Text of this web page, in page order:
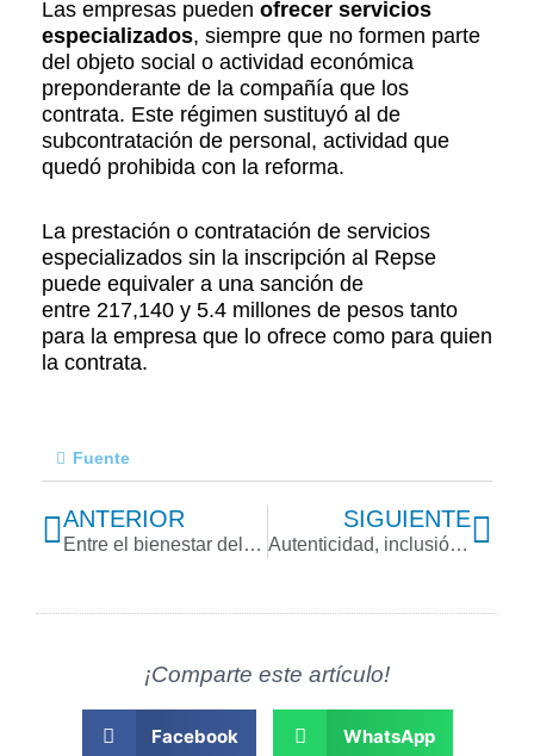
Las empresas pueden ofrecer servicios
especializados, siempre que no formen parte
del objeto social o actividad económica
preponderante de la compañía que los
contrata. Este régimen sustituyó al de
subcontratación de personal, actividad que
quedó prohibida con la reforma.
La prestación o contratación de servicios
especializados sin la inscripción al Repse
puede equivaler a una sanción de
entre 217,140 y 5.4 millones de pesos tanto
para la empresa que lo ofrece como para quien
la contrata.
Fuente
Previo
ANTERIOR
Entre el bienestar del talento y el cumplimiento normativo, retos para RH en 2025
SIGUIENTE
Autenticidad, inclusión y tecnología, los más valorados en RRHH para 2025
¡Comparte este artículo!
Facebook WhatsApp